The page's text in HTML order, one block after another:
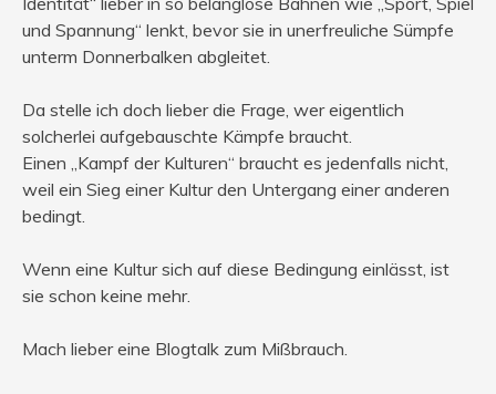
und Spannung“ lenkt, bevor sie in unerfreuliche Sümpfe
unterm Donnerbalken abgleitet.
Da stelle ich doch lieber die Frage, wer eigentlich
solcherlei aufgebauschte Kämpfe braucht.
Einen „Kampf der Kulturen“ braucht es jedenfalls nicht,
weil ein Sieg einer Kultur den Untergang einer anderen
bedingt.
Wenn eine Kultur sich auf diese Bedingung einlässt, ist
sie schon keine mehr.
Mach lieber eine Blogtalk zum Mißbrauch.